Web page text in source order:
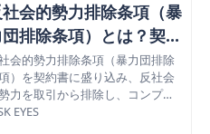
会的勢力排除条項（暴
排除条項）とは？契約
定めるべき理由と条項
いて解説
会的勢力排除条項（暴力団排除
）を契約書に盛り込み、反社会
力を取引から排除し、コンプラ
ンス遵守することが企業に推奨
EYES